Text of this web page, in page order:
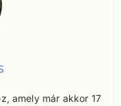
amely már akkor 17